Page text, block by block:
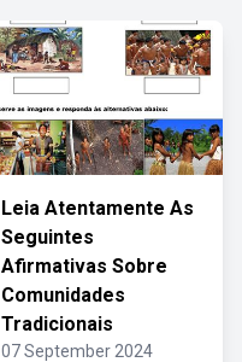
Leia Atentamente As
Seguintes
Afirmativas Sobre
Comunidades
Tradicionais
07 September 2024